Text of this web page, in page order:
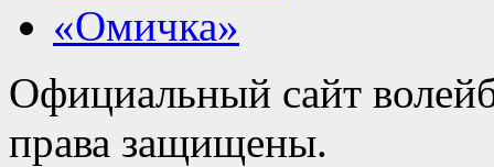
«Омичка»
Официальный сайт
права защищены.